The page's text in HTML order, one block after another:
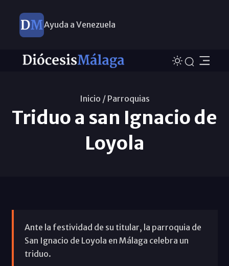
Ayuda a Venezuela
Inicio / Parroquias
Triduo a san Ignacio de
Loyola
Ante la festividad de su titular, la parroquia de
San Ignacio de Loyola en Málaga celebra un
triduo.